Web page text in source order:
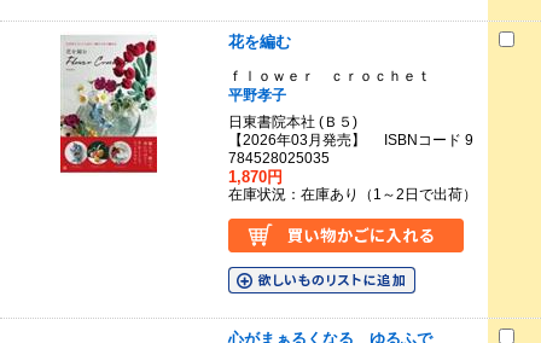
花を編む
ｆｌｏｗｅｒ ｃｒｏｃｈｅｔ
平野孝子
日東書院本社 (Ｂ５)
【2026年03月発売】 ISBNコード 9
784528025035
1,870円
在庫状況：在庫あり（1～2日で出荷）
心がまぁるくなる ゆるふで